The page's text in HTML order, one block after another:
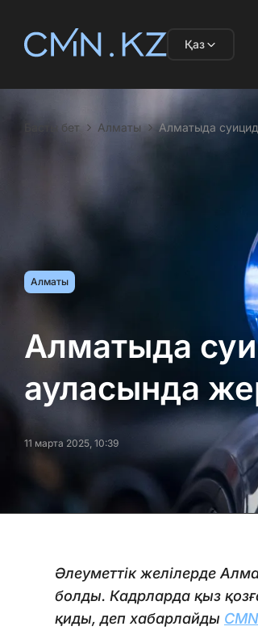
Қаз
Басты бет Алматы Алматыда
Алматы
Алматыда
ауласында
11 марта 2025, 10:39
Әлеуметтік желілерде
болды. Кадрларда қыз
қиды, деп хабарлайды